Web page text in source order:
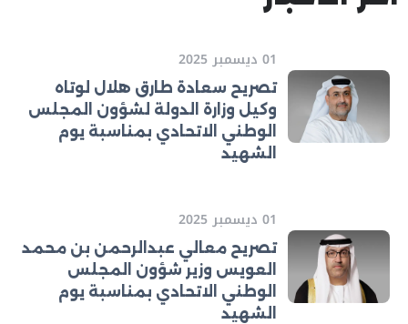
01 ديسمبر 2025
تصريح سعادة طارق هلال لوتاه
وكيل وزارة الدولة لشؤون المجلس
الوطني الاتحادي بمناسبة يوم
الشهيد
01 ديسمبر 2025
تصريح معالي عبدالرحمن بن محمد
العويس وزير شؤون المجلس
الوطني الاتحادي بمناسبة يوم
الشهيد